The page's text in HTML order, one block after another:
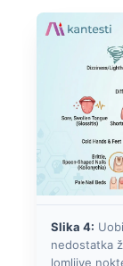
Slika 4:
nedostatka
lomljive